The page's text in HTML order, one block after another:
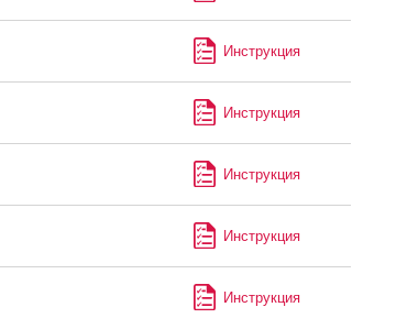
Инструкция
Инструкция
Инструкция
Инструкция
Инструкция